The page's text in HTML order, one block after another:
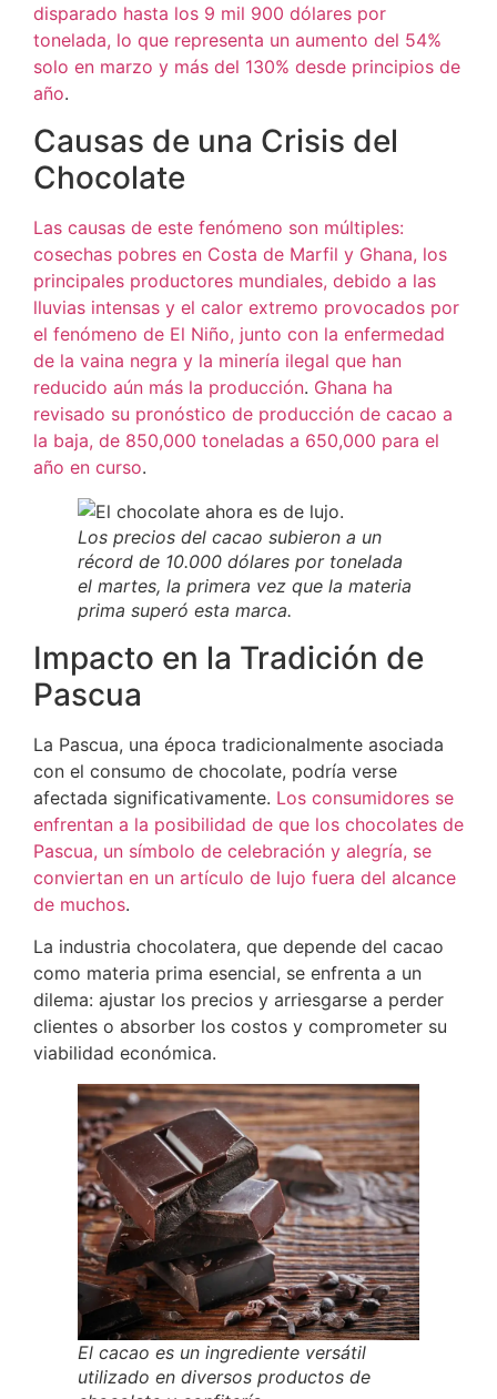
disparado hasta los 9 mil 900 dólares por
tonelada, lo que representa un aumento del 54%
solo en marzo y más del 130% desde principios de
año.
Causas de una Crisis del
Chocolate
Las causas de este fenómeno son múltiples:
cosechas pobres en Costa de Marfil y Ghana, los
principales productores mundiales, debido a las
lluvias intensas y el calor extremo provocados por
el fenómeno de El Niño, junto con la enfermedad
de la vaina negra y la minería ilegal que han
reducido aún más la producción. Ghana ha
revisado su pronóstico de producción de cacao a
la baja, de 850,000 toneladas a 650,000 para el
año en curso.
Los precios del cacao subieron a un
récord de 10.000 dólares por tonelada
el martes, la primera vez que la materia
prima superó esta marca.
Impacto en la Tradición de
Pascua
La Pascua, una época tradicionalmente asociada
con el consumo de chocolate, podría verse
afectada significativamente. Los consumidores se
enfrentan a la posibilidad de que los chocolates de
Pascua, un símbolo de celebración y alegría, se
conviertan en un artículo de lujo fuera del alcance
de muchos.
La industria chocolatera, que depende del cacao
como materia prima esencial, se enfrenta a un
dilema: ajustar los precios y arriesgarse a perder
clientes o absorber los costos y comprometer su
viabilidad económica.
El cacao es un ingrediente versátil
utilizado en diversos productos de